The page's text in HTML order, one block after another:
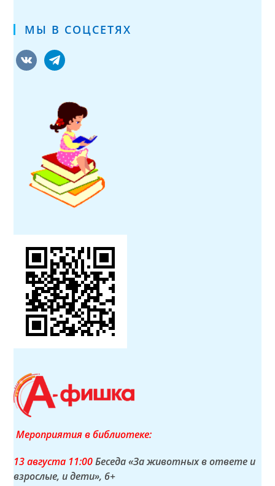
МЫ В СОЦСЕТЯХ
vkontaktetelegram
Мероприятия в библиотеке:
13 августа 11:00Беседа «За животных в ответе и
взрослые, и дети», 6+